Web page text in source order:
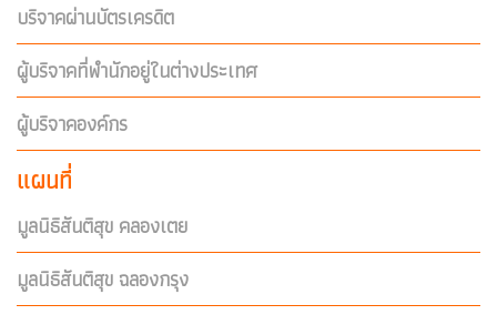
บริจาคผ่านบัตรเครดิต
ผู้บริจาคที่พำนักอยู่ในต่างประเทศ
ผู้บริจาคองค์กร
แผนที่
มูลนิธิสันติสุข คลองเตย
มูลนิธิสันติสุข ฉลองกรุง